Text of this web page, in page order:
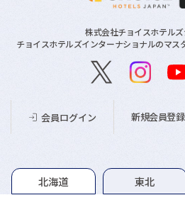
株式会社チョイスホテルズ
チョイスホテルズインターナショナルのマス
会員ログイン 新規会員登録
グループホテル一覧
北海道 東北